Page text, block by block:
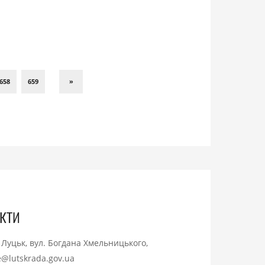
658 659 »
вул. Богдана Хмельницького,